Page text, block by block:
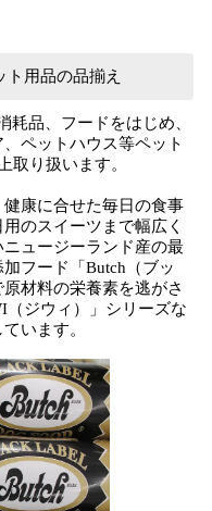
用品の品揃え
耗品、フードをはじめ、
ペットハウス等ペット
取り扱います。
康に合せた毎日の食事
のスイーツまで幅広く
ュージーランド産の最
フード「Butch（ブッ
材料の栄養素を逃がさ
ジウィ）」シリーズな
います。